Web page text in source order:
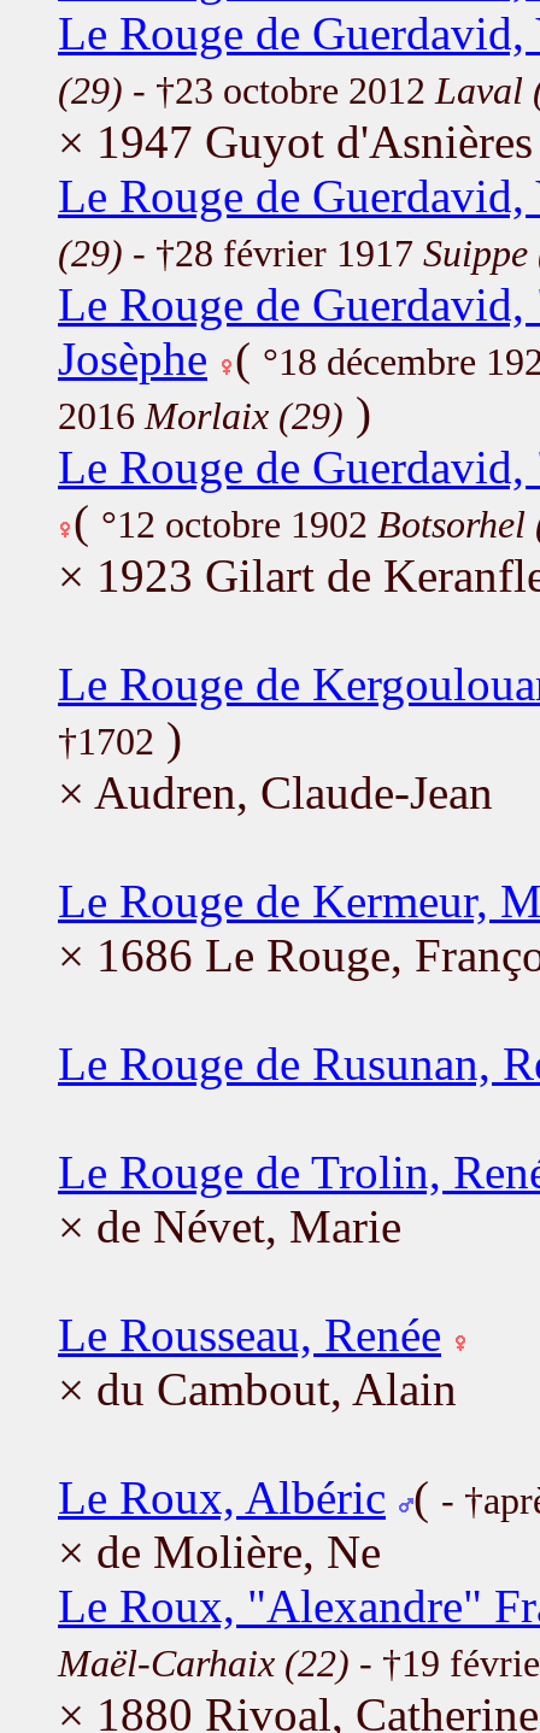
Le Rouge de Guerdavid,
(29) - †23 octobre 2012 Laval
× 1947 Guyot
Le Rouge de Guerdavid,
(29) - †28 février 1917
Le Rouge de
Josèphe ( °18 décembre
2016 Morlaix (29) )
Le Rouge de
( °12 octobre 1902 Botsorhel
× 1923 Gilart de
Le Rouge de
†1702 )
× Audren, Claude-Jean
Le Rouge de Kermeur,
× 1686 Le Rouge,
Le Rouge de Rusunan,
Le Rouge de Trolin,
× de Névet, Marie
Le Rousseau, Renée
× du Cambout, Alain
Le Roux, Albéric ( -
× de Molière, Ne
Le Roux, "Alexandre"
Maël-Carhaix (22) - †19
× 1880 Rivoal, Catherine